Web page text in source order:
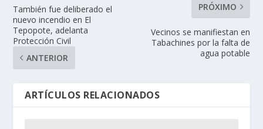
También fue deliberado el
nuevo incendio en El
Tepopote, adelanta
Protección Civil
ANTERIOR
PRÓXIMO
Vecinos se manifiestan en
Tabachines por la falta de
agua potable
ARTÍCULOS RELACIONADOS